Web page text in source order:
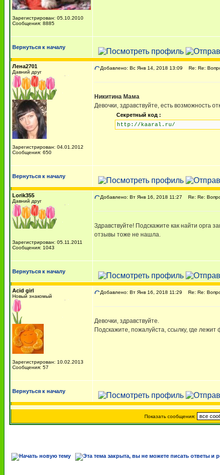
Зарегистрирован: 05.10.2010
Сообщения: 8885
Вернуться к началу
Лена2701
Давний друг
Зарегистрирован: 04.01.2012
Сообщения: 650
Добавлено: Вс Янв 14, 2018 13:09 Re: Re:
Никитина Мама
Девочки, здравствуйте, есть возможность
Секретный код :
http://kaaral.ru/
Вернуться к началу
Lorik355
Давний друг
Зарегистрирован: 05.11.2011
Сообщения: 1043
Добавлено: Вт Янв 16, 2018 11:27 Re: Re:
Здравствуйте! Подскажите как найти орга
отзывы тоже не нашла.
Вернуться к началу
Acid girl
Новый знакомый
Зарегистрирован: 10.02.2013
Сообщения: 57
Добавлено: Вт Янв 16, 2018 11:29 Re: Re:
Девочки, здравствуйте.
Подскажите, пожалуйста, ссылку, где
Вернуться к началу
Показать сообщения: